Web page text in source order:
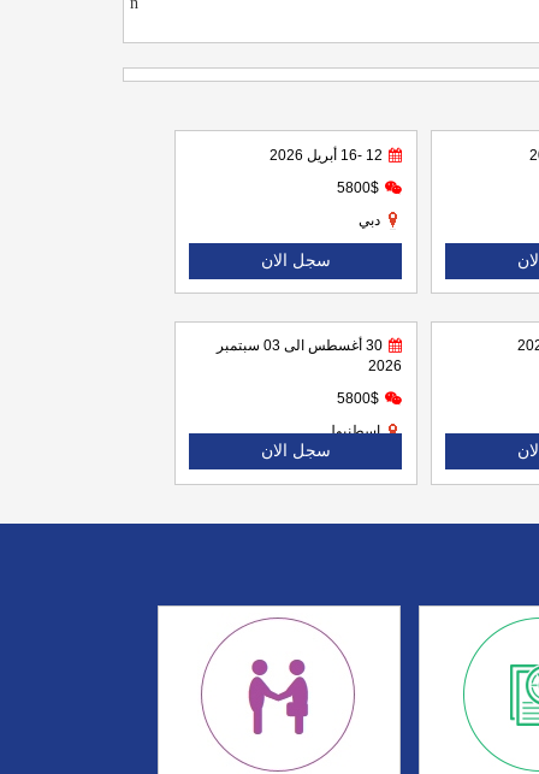
12 -16 أبريل 2026
5800$
دبي
سجل الان
30 أغسطس الى 03 سبتمبر
2026
5800$
اسطنبول
سجل الان